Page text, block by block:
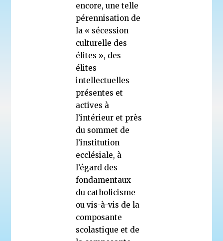
encore, une telle
pérennisation de
la « sécession
culturelle des
élites », des
élites
intellectuelles
présentes et
actives à
l’intérieur et près
du sommet de
l’institution
ecclésiale, à
l’égard des
fondamentaux
du catholicisme
ou vis-à-vis de la
composante
scolastique et de